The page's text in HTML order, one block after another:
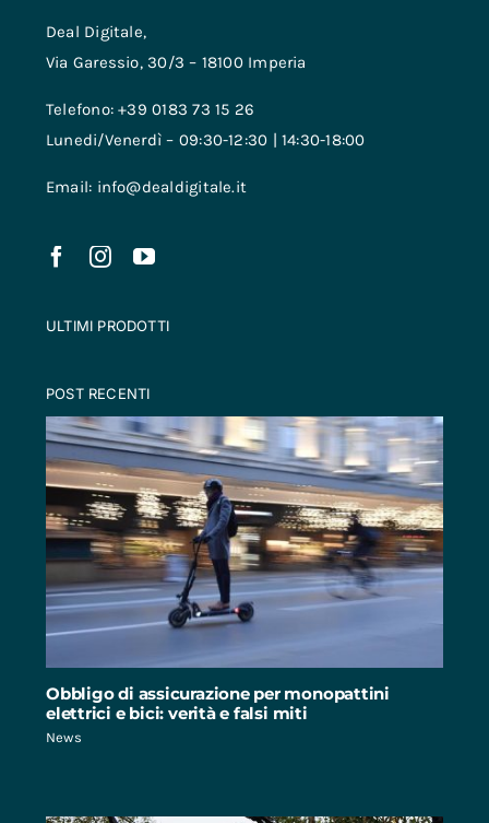
Deal Digitale,
Via Garessio, 30/3 – 18100 Imperia
Telefono: +39 0183 73 15 26
Lunedi/Venerdì – 09:30-12:30 | 14:30-18:00
Email: info@dealdigitale.it
ULTIMI PRODOTTI
POST RECENTI
Obbligo di assicurazione per monopattini
elettrici e bici: verità e falsi miti
News